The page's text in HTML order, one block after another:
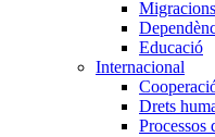
Migracions
Educació
Internacional
Drets
Processos